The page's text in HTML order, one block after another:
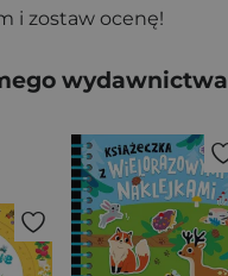
i zostaw ocenę!
wydawnictwa